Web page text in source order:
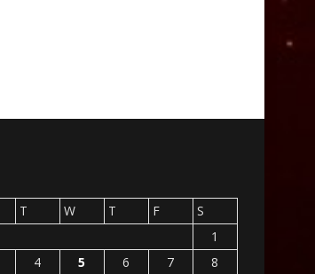
T W T F
S
1
4 5 6 7 8